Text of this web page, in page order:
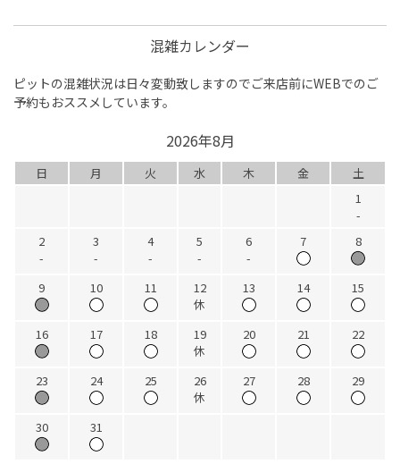
混雑カレンダー
ピットの混雑状況は日々変動致しますのでご来店前にWEBでのご
予約もおススメしています。
2026年8月
日 月 火 水 木 金
土
1
-
2
-
3
-
4
-
5
-
6
-
7 8
9 10 11
12
休
13 14 15
16 17 18
19
休
20 21 22
23 24 25
26
休
27 28 29
30 31